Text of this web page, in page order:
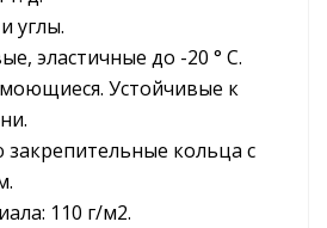
углы.
эластичные до -20 ° С.
Устойчивые к
кольца с
110 г/м2.